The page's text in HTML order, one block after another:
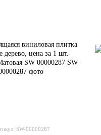
SW-00000287